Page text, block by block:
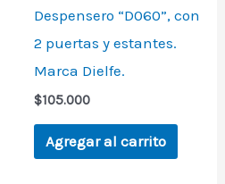
Despensero “D060”, con
2 puertas y estantes.
Marca Dielfe.
$105.000
Agregar al carrito